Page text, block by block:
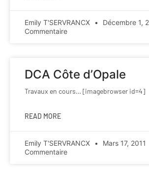
Emily T'SERVRANCX Décembre 1,
Commentaire
DCA Côte d’Opale
Travaux en cours… [imagebrowser id=4]
READ MORE
Emily T'SERVRANCX Mars 17, 2011
Commentaire